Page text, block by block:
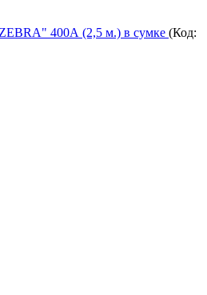
400А (2,5 м.) в сумке (Код: